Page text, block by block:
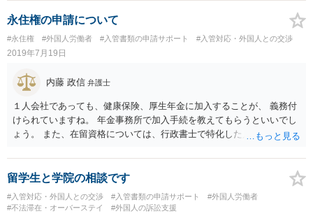
永住権の申請について
#永住権 #外国人労働者 #入管書類の申請サポート #入管対応・外国人との交渉
2019年7月19日
内藤 政信 弁護士
１人会社であっても、健康保険、厚生年金に加入することが、 義務付
けられていますね。 年金事務所で加入手続を教えてもらうといいでし
ょう。 また、在留資格については、行政書士で特化した人が何人も い
人は少ないですね。
留学生と学院の相談です
#入管対応・外国人との交渉 #入管書類の申請サポート
#外国人労働者
#不法滞在・オーバーステイ
#外国人の訴訟支援